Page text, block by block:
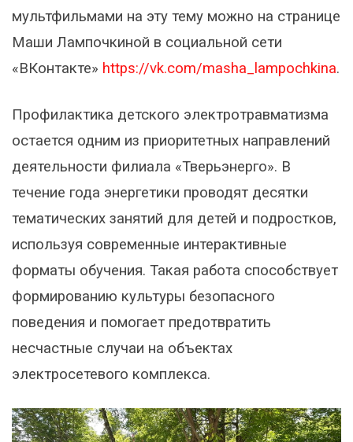
мультфильмами на эту тему можно на странице
Маши Лампочкиной в социальной сети
«ВКонтакте» https://vk.com/masha_lampochkina.
Профилактика детского электротравматизма
остается одним из приоритетных направлений
деятельности филиала «Тверьэнерго». В
течение года энергетики проводят десятки
тематических занятий для детей и подростков,
используя современные интерактивные
форматы обучения. Такая работа способствует
формированию культуры безопасного
поведения и помогает предотвратить
несчастные случаи на объектах
электросетевого комплекса.